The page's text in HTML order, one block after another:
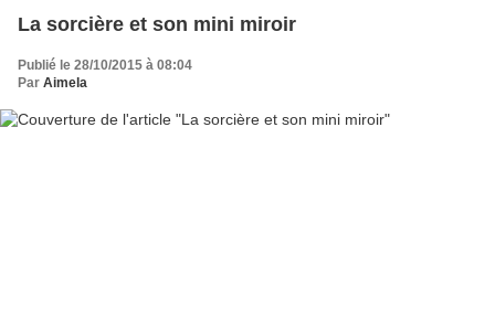
La sorcière et son mini miroir
Publié le 28/10/2015 à 08:04
Par Aimela